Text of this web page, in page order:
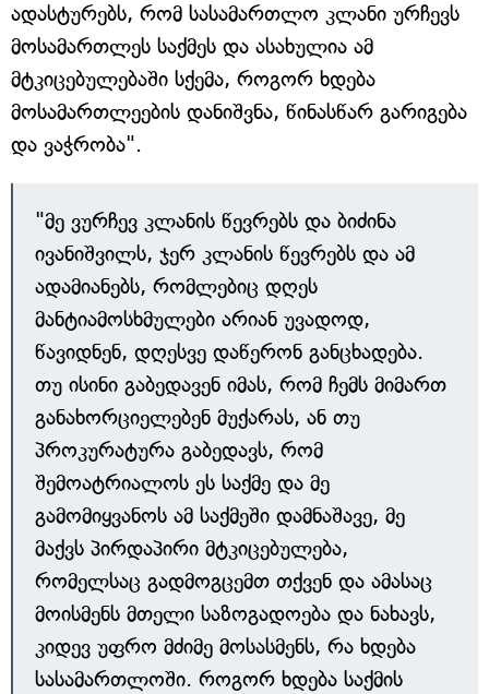
ადასტურებს, რომ სასამართლო კლანი ურჩევს
მოსამართლეს საქმეს და ასახულია ამ
მტკიცებულებაში სქემა, როგორ ხდება
მოსამართლეების დანიშვნა, წინასწარ გარიგება
და ვაჭრობა".
"მე ვურჩევ კლანის წევრებს და ბიძინა
ივანიშვილს, ჯერ კლანის წევრებს და ამ
ადამიანებს, რომლებიც დღეს
მანტიამოსხმულები არიან უვადოდ,
წავიდნენ, დღესვე დაწერონ განცხადება.
თუ ისინი გაბედავენ იმას, რომ ჩემს მიმართ
განახორციელებენ მუქარას, ან თუ
პროკურატურა გაბედავს, რომ
შემოატრიალოს ეს საქმე და მე
გამომიყვანოს ამ საქმეში დამნაშავე, მე
მაქვს პირდაპირი მტკიცებულება,
რომელსაც გადმოგცემთ თქვენ და ამასაც
მოისმენს მთელი საზოგადოება და ნახავს,
კიდევ უფრო მძიმე მოსასმენს, რა ხდება
სასამართლოში. როგორ ხდება საქმის